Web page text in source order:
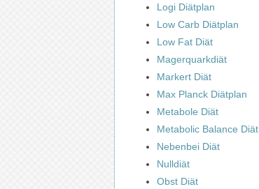
Logi Diätplan
Low Carb Diätplan
Low Fat Diät
Magerquarkdiät
Markert Diät
Max Planck Diätplan
Metabole Diät
Metabolic Balance Diät
Nebenbei Diät
Nulldiät
Obst Diät